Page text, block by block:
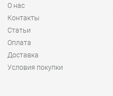
О нас
Контакты
Статьи
Оплата
Доставка
Условия покупки